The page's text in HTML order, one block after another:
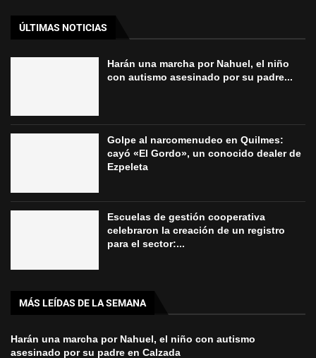
ÚLTIMAS NOTICIAS
Harán una marcha por Nahuel, el niño
con autismo asesinado por su padre...
Golpe al narcomenudeo en Quilmes:
cayó «El Gordo», un conocido dealer de
Ezpeleta
Escuelas de gestión cooperativa
celebraron la creación de un registro
para el sector:...
MÁS LEÍDAS DE LA SEMANA
Harán una marcha por Nahuel, el niño con autismo
asesinado por su padre en Calzada